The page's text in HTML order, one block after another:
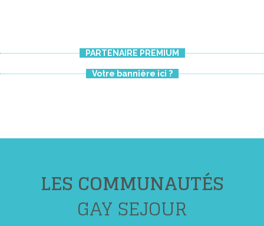
PARTENAIRE PREMIUM
Votre bannière ici ?
LES COMMUNAUTÉS
GAY SEJOUR